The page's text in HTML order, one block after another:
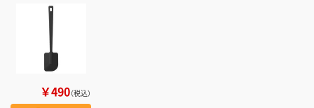
￥490（税込）